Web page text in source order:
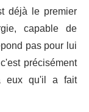
déjà le premier
capable de
pas pour lui
précisément
eux qu'il a fait